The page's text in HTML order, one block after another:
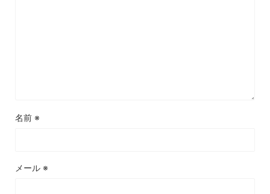
名前 ※
メール ※